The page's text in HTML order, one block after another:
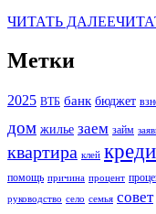
ЧИТАТЬ ДАЛЕЕ
Метки
2025 ВТБ банк бюджет
дом жилье заем займ
квартира клей
помощь причина процент
руководство село семья совет